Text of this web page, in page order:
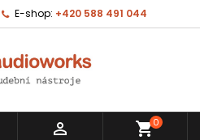
E-shop: +420 588 491 044
 shopping_cart0